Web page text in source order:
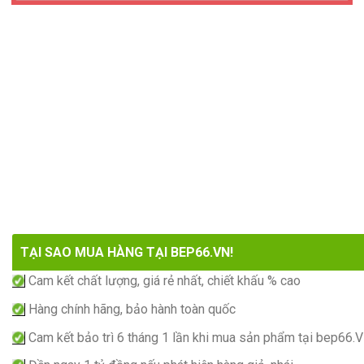
TẠI SAO MUA HÀNG TẠI BEP66.VN!
Cam kết chất lượng, giá rẻ nhất, chiết khấu % cao
Hàng chính hãng, bảo hành toàn quốc
Cam kết bảo trì 6 tháng 1 lần khi mua sản phẩm tại